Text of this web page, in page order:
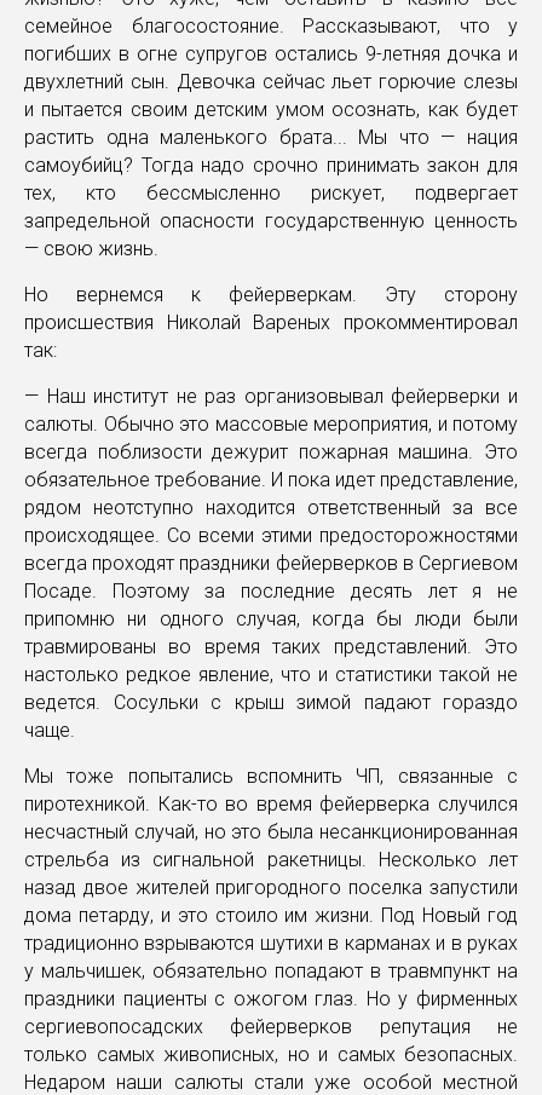
семейное благосостояние. Рассказывают, что у
погибших в огне супругов остались 9-летняя дочка и
двухлетний сын. Девочка сейчас льет горючие слезы
и пытается своим детским умом осознать, как будет
растить одна маленького брата... Мы что — нация
самоубийц? Тогда надо срочно принимать закон для
тех, кто бессмысленно рискует, подвергает
запредельной опасности государственную ценность
— свою жизнь.
Но вернемся к фейерверкам. Эту сторону
происшествия Николай Вареных прокомментировал
так:
— Наш институт не раз организовывал фейерверки и
салюты. Обычно это массовые мероприятия, и потому
всегда поблизости дежурит пожарная машина. Это
обязательное требование. И пока идет представление,
рядом неотступно находится ответственный за все
происходящее. Со всеми этими предосторожностями
всегда проходят праздники фейерверков в Сергиевом
Посаде. Поэтому за последние десять лет я не
припомню ни одного случая, когда бы люди были
травмированы во время таких представлений. Это
настолько редкое явление, что и статистики такой не
ведется. Сосульки с крыш зимой падают гораздо
чаще.
Мы тоже попытались вспомнить ЧП, связанные с
пиротехникой. Как-то во время фейерверка случился
несчастный случай, но это была несанкционированная
стрельба из сигнальной ракетницы. Несколько лет
назад двое жителей пригородного поселка запустили
дома петарду, и это стоило им жизни. Под Новый год
традиционно взрываются шутихи в карманах и в руках
у мальчишек, обязательно попадают в травмпункт на
праздники пациенты с ожогом глаз. Но у фирменных
сергиевопосадских фейерверков репутация не
только самых живописных, но и самых безопасных.
Недаром наши салюты стали уже особой местной